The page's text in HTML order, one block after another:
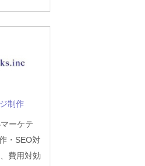
制作
ーケテ
・SEO対
費用対効